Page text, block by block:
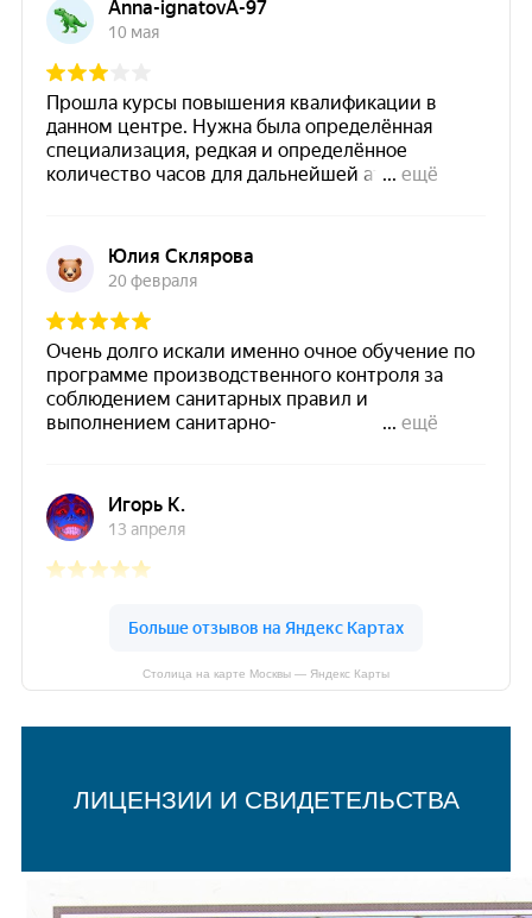
Столица на карте Москвы — Яндекс Карты
ЛИЦЕНЗИИ И СВИДЕТЕЛЬСТВА